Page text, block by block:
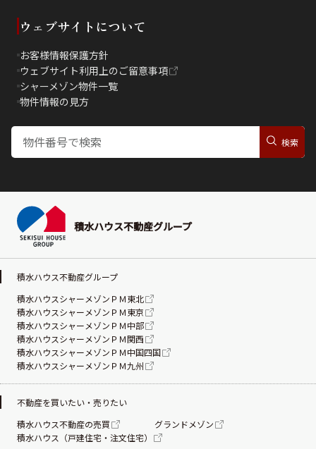
ウェブサイトについて
お客様情報保護方針
ウェブサイト利用上のご留意事項
シャーメゾン物件一覧
物件情報の見方
積水ハウス不動産グループ
積水ハウス不動産グループ
積水ハウスシャーメゾンＰＭ東北
積水ハウスシャーメゾンＰＭ東京
積水ハウスシャーメゾンＰＭ中部
積水ハウスシャーメゾンＰＭ関西
積水ハウスシャーメゾンＰＭ中国四国
積水ハウスシャーメゾンＰＭ九州
不動産を買いたい・売りたい
積水ハウス不動産の売買
グランドメゾン
積水ハウス（戸建住宅・注文住宅）